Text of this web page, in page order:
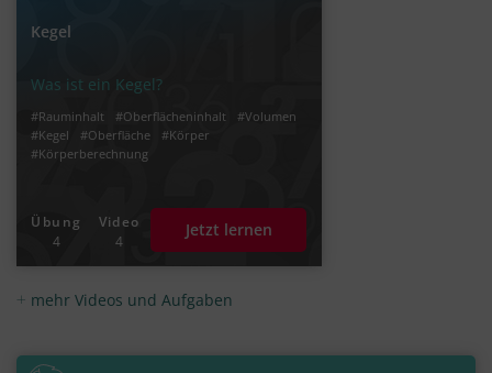
Kegel
Was ist ein Kegel?
#Rauminhalt #Oberflächeninhalt
#Volumen
#Kegel
#Oberfläche
#Körper
#Körperberechnung
Übung
4
Video
4
Jetzt lernen
mehr Videos und Aufgaben